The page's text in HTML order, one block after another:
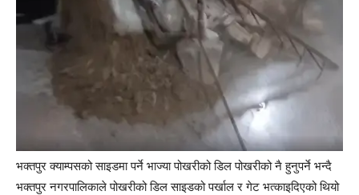
भक्तपुर क्याम्पसको साइडमा पर्ने भाज्या पोखरीको डिल पोखरीको नै हुनुपर्ने भन्दै
भक्तपुर नगरपालिकाले पोखरीको डिल साइडको पर्खाल र गेट भत्काइदिएको थियो